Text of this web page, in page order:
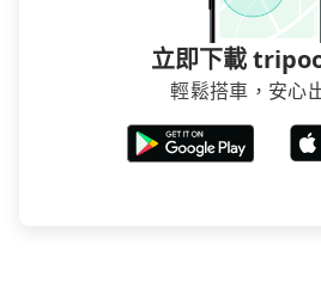
雖然路邊隨租隨還看似方便，但
域的限制，實際可停靠的地點與
距離，在遇到下雨天或者載行李
立即下載
輕鬆搭車，安心